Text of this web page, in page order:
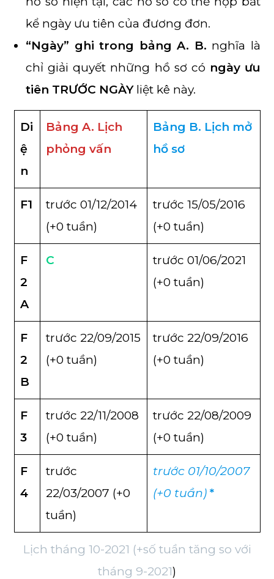
kể ngày ưu tiên của đương đơn.
“Ngày” ghi trong bảng A. B. nghĩa là
chỉ giải quyết những hồ sơ có ngày ưu
tiên TRƯỚC NGÀY liệt kê này.
Di
ệ
n
Bảng A. Lịch
phỏng vấn
Bảng B. Lịch mở
hồ sơ
F1
trước 01/12/2014
(+0 tuần)
trước 15/05/2016
(+0 tuần)
F
2
A
C
trước 01/06/2021
(+0 tuần)
F
2
B
trước 22/09/2015
(+0 tuần)
trước 22/09/2016
(+0 tuần)
F
3
trước 22/11/2008
(+0 tuần)
trước 22/08/2009
(+0 tuần)
F
4
trước
22/03/2007 (+0
tuần)
trước 01/10/2007
(+0 tuần) *
Lịch tháng 10-2021 (+số tuần tăng so với
tháng 9-2021)